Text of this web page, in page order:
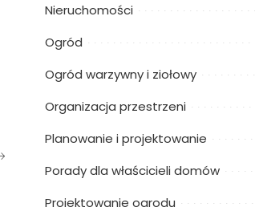
Nieruchomości
Ogród
Ogród warzywny i ziołowy
Organizacja przestrzeni
Planowanie i projektowanie
Porady dla właścicieli domów
Projektowanie ogrodu